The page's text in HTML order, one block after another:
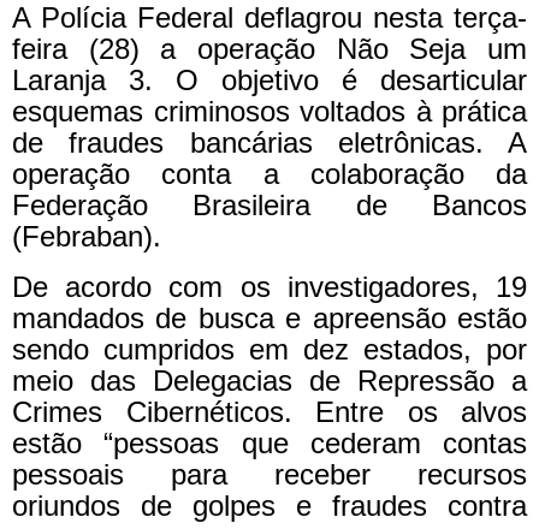
A Polícia Federal deflagrou nesta terça-
feira (28) a operação Não Seja um
Laranja 3. O objetivo é desarticular
esquemas criminosos voltados à prática
de fraudes bancárias eletrônicas. A
operação conta a colaboração da
Federação Brasileira de Bancos
(Febraban).
De acordo com os investigadores, 19
mandados de busca e apreensão estão
sendo cumpridos em dez estados, por
meio das Delegacias de Repressão a
Crimes Cibernéticos. Entre os alvos
estão “pessoas que cederam contas
pessoais para receber recursos
oriundos de golpes e fraudes contra